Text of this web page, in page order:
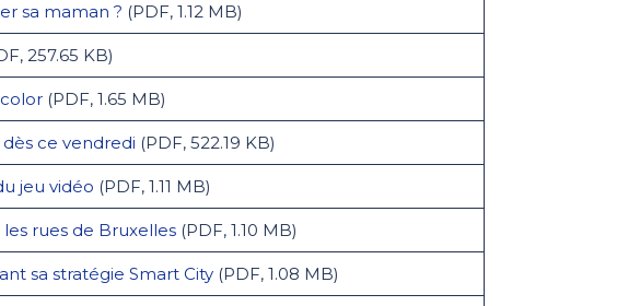
sa maman ? (PDF, 1.12 MB)
257.65 KB)
(PDF, 1.65 MB)
ce vendredi (PDF, 522.19 KB)
jeu vidéo (PDF, 1.11 MB)
rues de Bruxelles (PDF, 1.10 MB)
sa stratégie Smart City (PDF, 1.08 MB)